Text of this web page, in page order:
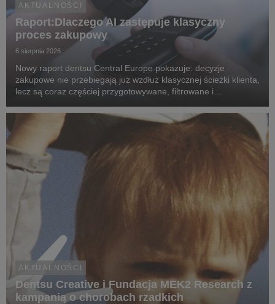
AKTUALNOŚCI
Raport:Dlaczego AI zastępuje klasyczny
proces zakupowy
6 sierpnia 2026
Nowy raport dentsu Central Europe pokazuje: decyzje
zakupowe nie przebiegają już wzdłuż klasycznej ścieżki klienta,
lecz są coraz częściej przygotowywane, filtrowane i
inteligencji.
AKTUALNOŚCI
Dentsu Creative i Fundacja MEK2 Research z
kampanią o chorobach rzadkich